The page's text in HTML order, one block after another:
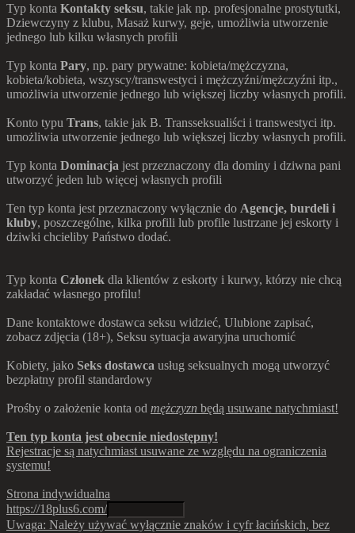
Typ konta Kontakty seksu, takie jak np. profesjonalne prostytutki,
Dziewczyny z klubu, Masaż kurwy, geje, umożliwia utworzenie
jednego lub kilku własnych profili
Typ konta Pary, np. pary prywatne: kobieta/mężczyzna,
kobieta/kobieta, wszyscy/transwestyci i mężczyźni/mężczyźni itp.,
umożliwia utworzenie jednego lub większej liczby własnych profili.
Konto typu Trans, takie jak B. Transseksualiści i transwestyci itp.
umożliwia utworzenie jednego lub większej liczby własnych profili.
Typ konta Dominacja jest przeznaczony dla dominy i dziwna pani
utworzyć jeden lub więcej własnych profili
Ten typ konta jest przeznaczony wyłącznie do Agencje, burdeli i
kluby, poszczególne, kilka profili lub profile lustrzane jej eskorty i
dziwki chcieliby Państwo dodać.
Typ konta Członek dla klientów z eskorty i kurwy, którzy nie chcą
zakładać własnego profilu!
Dane kontaktowe dostawca seksu widzieć, Ulubione zapisać,
zobacz zdjęcia (18+), Seksu sytuacja awaryjna uruchomić
Kobiety, jako Seks dostawca usług seksualnych mogą utworzyć
bezpłatny profil standardowy
Prośby o założenie konta od mężczyzn będą usuwane natychmiast!
Ten typ konta jest obecnie niedostępny!
Rejestracje są natychmiast usuwane ze względu na ograniczenia
systemu!
Strona indywidualna
https://18plus6.com/
Uwaga: Należy używać wyłącznie znaków i cyfr łacińskich, bez